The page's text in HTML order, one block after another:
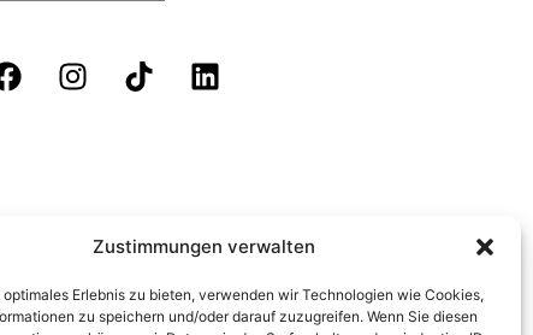
Zustimmungen verwalten
optimales Erlebnis zu bieten, verwenden wir Technologien wie Cookies,
zu speichern und/oder darauf zuzugreifen. Wenn Sie diesen